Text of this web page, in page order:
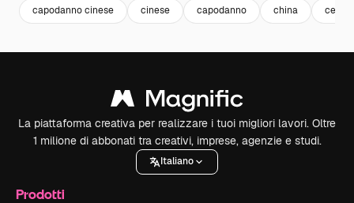
capodanno cinese cinese capodanno china
La piattaforma creativa per realizzare i tuoi migliori lavori. Oltre
1 milione di abbonati tra creativi, imprese, agenzie e studi.
Italiano
Prodotti